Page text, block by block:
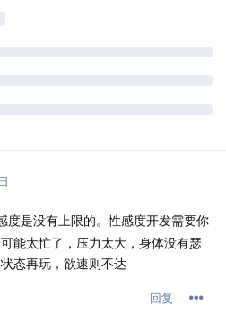
度是没有上限的。性感度开发需要你
能太忙了，压力太大，身体没有瑟
态再玩，欲速则不达
回复